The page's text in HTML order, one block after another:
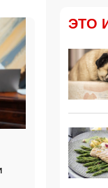
11:16,
В
11:08,
Трамп
11:00,
10:48,
ЭТО